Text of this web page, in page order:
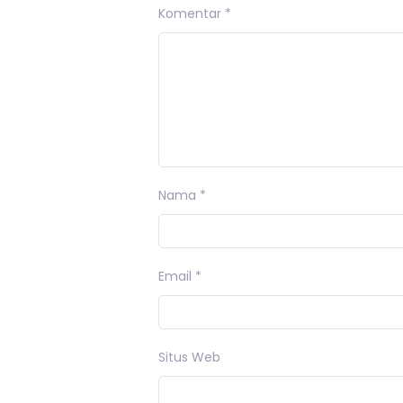
Komentar *
Nama *
Email *
Situs Web